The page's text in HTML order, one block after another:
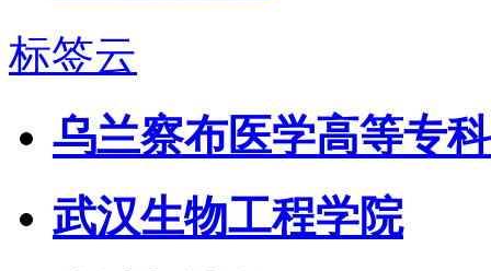
标签云
乌兰察布医学高等专
武汉生物工程学院